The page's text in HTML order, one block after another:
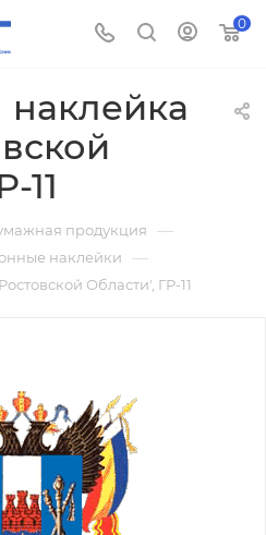
0
11
продукция —
наклейки —
Области', ГР-11